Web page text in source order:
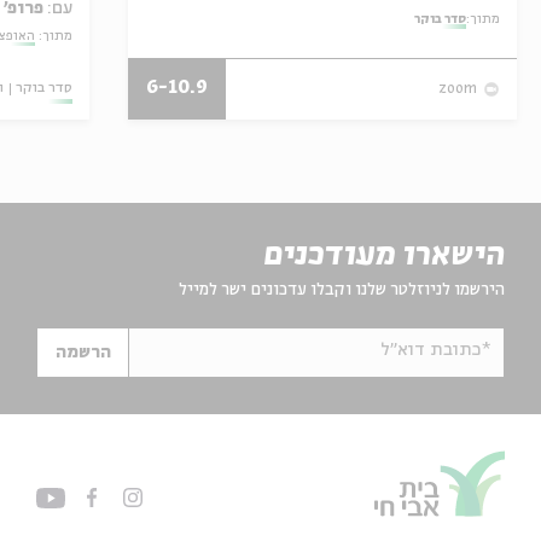
מתוך:סדר בוקר
zoom
6-10.9
עם: פרופ'
מתוך:
סדר בוקר
הישארו מעודכנים
הירשמו לניוזלטר שלנו וקבלו עדכונים ישר למייל
*כתובת דוא"ל הרשמה